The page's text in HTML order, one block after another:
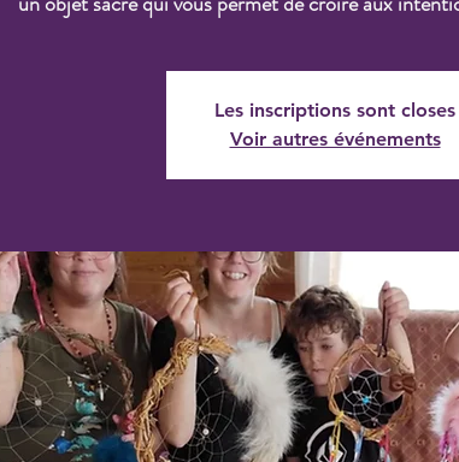
Les inscriptions sont closes
Voir autres événements